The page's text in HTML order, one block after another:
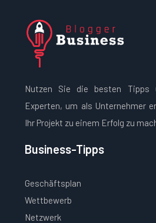
Nutzen Sie die besten Tipps
Experten, um als Unternehmer
Ihr Projekt zu einem Erfolg zu
Business-Tipps
Geschäftsplan
Wettbewerb
Netzwerk